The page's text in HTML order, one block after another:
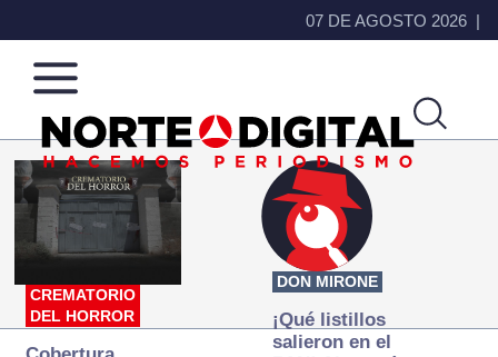
07 DE AGOSTO 2026
Norte
de
Ciudad
Más
que
noticias,
hacemos periodismo
CREMATORIO
DEL HORROR
DON MIRONE
¡Qué listillos
salieron en el